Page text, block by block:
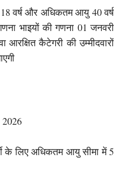
वर्ष और अधिकतम आयु 40 वर्ष
भाइयों की गणना 01 जनवरी
कैटेगरी की उम्मीदवारों
2026
के लिए अधिकतम आयु सीमा में 5